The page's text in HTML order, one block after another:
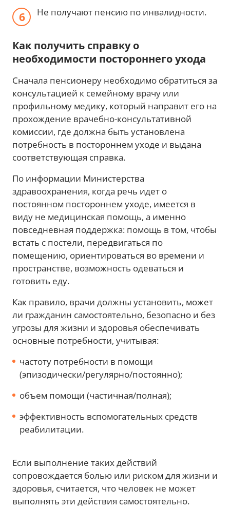
Не получают пенсию по инвалидности.
Как получить справку о
необходимости постороннего ухода
Сначала пенсионеру необходимо обратиться за
консультацией к семейному врачу или
профильному медику, который направит его на
прохождение врачебно-консультативной
комиссии, где должна быть установлена
потребность в постороннем уходе и выдана
соответствующая справка.
По информации Министерства
здравоохранения, когда речь идет о
постоянном постороннем уходе, имеется в
виду не медицинская помощь, а именно
повседневная поддержка: помощь в том, чтобы
встать с постели, передвигаться по
помещению, ориентироваться во времени и
пространстве, возможность одеваться и
готовить еду.
Как правило, врачи должны установить, может
ли гражданин самостоятельно, безопасно и без
угрозы для жизни и здоровья обеспечивать
основные потребности, учитывая:
частоту потребности в помощи
(эпизодически/регулярно/постоянно);
объем помощи (частичная/полная);
эффективность вспомогательных средств
реабилитации.
Если выполнение таких действий
сопровождается болью или риском для жизни и
здоровья, считается, что человек не может
выполнять эти действия самостоятельно.